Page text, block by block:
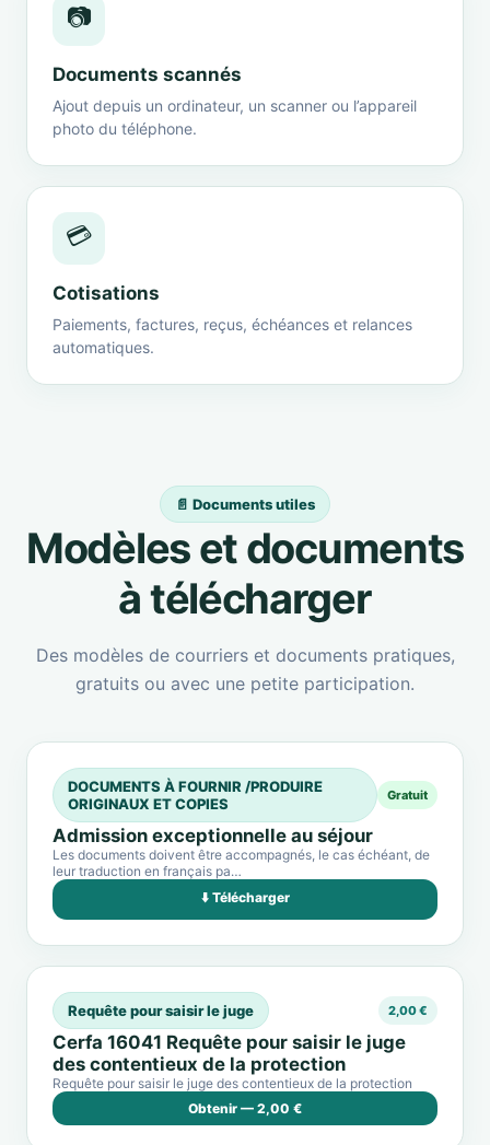
📷
Documents scannés
Ajout depuis un ordinateur, un scanner ou l’appareil
photo du téléphone.
💳
Cotisations
Paiements, factures, reçus, échéances et relances
automatiques.
📄 Documents utiles
Modèles et documents
à télécharger
Des modèles de courriers et documents pratiques,
gratuits ou avec une petite participation.
DOCUMENTS À FOURNIR /PRODUIRE
ORIGINAUX ET COPIES
Gratuit
Admission exceptionnelle au séjour
Les documents doivent être accompagnés, le cas échéant, de
leur traduction en français pa…
⬇️ Télécharger
Requête pour saisir le juge 2,00 €
Cerfa 16041 Requête pour saisir le juge
des contentieux de la protection
Requête pour saisir le juge des contentieux de la protection
Obtenir — 2,00 €